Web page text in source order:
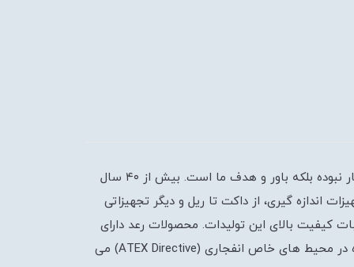
فروشگاه نیک مهر الکتریک نماینده محصولات رعد می باشد برند رعد اطمینان را به مشتریان خود عرضه می کند و این یک شعار نبوده بلکه باور و هدف ما است. بیش از ۴۰ سال
اندازه گیری، از داکت تا ریل و دیگر تجهیزاتی
کیفیت بالای این تولیدات. محصولات رعد دارای
گواهینامه انطباق محصولات با استانداردهای بین المللی از موسساتی نظیر (VDE ، DEKRA (KEMA بوده و مناسب برای استفاده در محیط های خاص انفجاری (ATEX Directive) می